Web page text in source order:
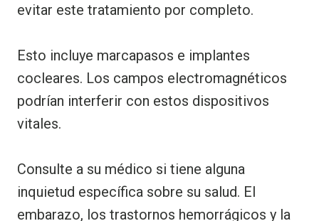
evitar este tratamiento por completo.
Esto incluye marcapasos e implantes
cocleares. Los campos electromagnéticos
podrían interferir con estos dispositivos
vitales.
Consulte a su médico si tiene alguna
inquietud específica sobre su salud. El
embarazo, los trastornos hemorrágicos y la